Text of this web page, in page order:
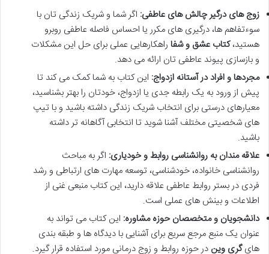
زوج های درگیر چالش های عاطفی: اگر شما و شریک زندگی تان با
سوءتفاهم ها، درگیری های مکرر یا احساس فاصله عاطفی روبرو
هستید،کتاب عشق و شفا راهکارهایی عملی برای حل این مشکلات
و بازسازی پیوند عاطفی تان ارائه می دهد.
مجردها و افراد در آستانه ازدواج: این کتاب به شما کمک می کند تا
پیش از ورود به یک رابطه جدی یا ازدواج، خودتان را بهتر بشناسید،
معیارهای درستی برای انتخاب شریک زندگی داشته باشید و با تیپ
های شخصیتی مختلف آشنا شوید تا انتخابی آگاهانه تر داشته
باشید.
علاقه مندان به روانشناسی روابط و خودیاری: اگر به مباحث
روانشناسی خانواده، خودشناسی، توسعه مهارت های ارتباطی و رشد
فردی در بستر روابط عاطفی علاقه دارید، این کتاب منبعی غنی از
اطلاعات و بینش های عملی است.
دانشجویان و متخصصان حوزه مشاوره: این کتاب می تواند به
عنوان یک منبع مرجع سریع برای آشنایی با دیدگاه ها و طبقه بندی
هایگری وین در حوزه روابط و زوج درمانی مورد استفاده قرار گیرد.